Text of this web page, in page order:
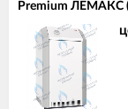
Premium ЛЕМАКС